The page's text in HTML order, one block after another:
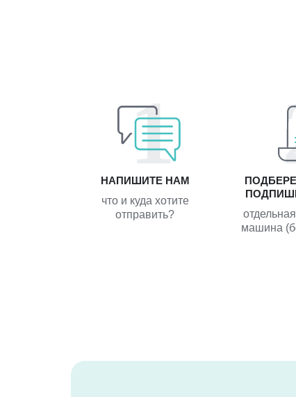
НАПИШИТЕ НАМ
что и куда хотите
отправить?
машина